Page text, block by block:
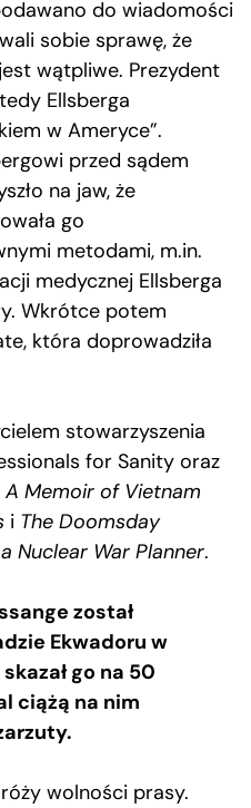
do wiadomości
sobie sprawę, że
wątpliwe. Prezydent
Ellsberga
w Ameryce”.
przed sądem
na jaw, że
go
metodami, m.in.
medycznej Ellsberga
Wkrótce potem
która doprowadziła
stowarzyszenia
for Sanity oraz
A Memoir of Vietnam
i The Doomsday
Nuclear War Planner.
został
Ekwadoru w
go na 50
ciążą na nim
wolności prasy.